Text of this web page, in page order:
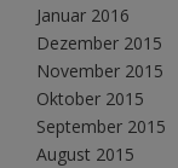
Januar 2016
Dezember 2015
November 2015
Oktober 2015
September 2015
August 2015